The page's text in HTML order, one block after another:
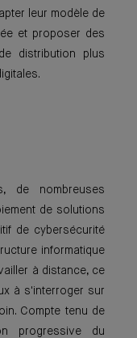
leur modèle de
et proposer des
distribution plus
de nombreuses
de solutions
de cybersécurité
informatique
à distance, ce
à s'interroger sur
Compte tenu de
progressive du